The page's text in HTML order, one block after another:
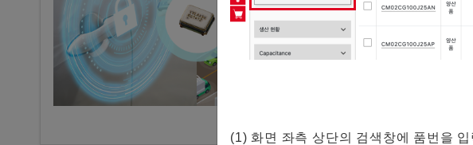
(1) 화면 좌측 상단의 검색창에 품번을